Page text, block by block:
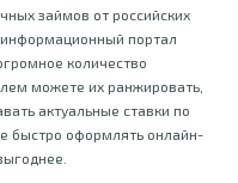
займов от российских
портал
количество
можете их ранжировать,
актуальные ставки по
быстро оформлять онлайн-